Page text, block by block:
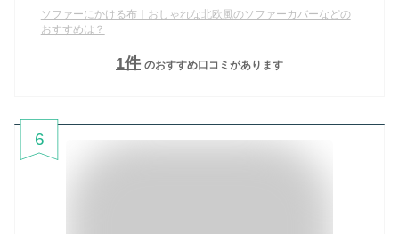
ソファーにかける布｜おしゃれな北欧風のソファーカバーなどの
おすすめは？
1件 のおすすめ口コミがあります
6